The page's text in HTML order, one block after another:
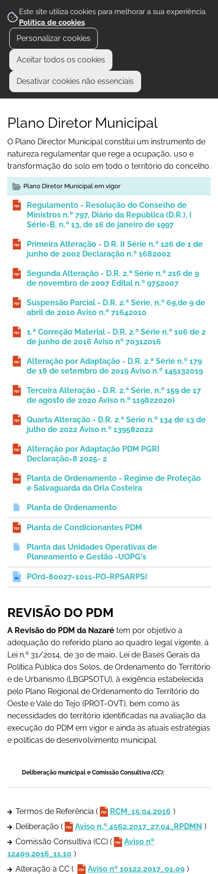
Este site utiliza cookies para melhorar a sua experiência.
Política de cookies.
Personalizar cookies
Aceitar todos os cookies
Desativar cookies não essenciais
Plano Diretor Municipal
O Plano Director Municipal constitui um instrumento de
natureza regulamentar que rege a ocupação, uso e
transformação do solo em todo o território do concelho.
Plano Diretor Municipal em vigor
Regulamento - Resolução do Conselho de
Ministros n.º 797, Diário da República (D.R.), I
Série-B, n.º 13, de 16 de janeiro de 1997
Primeira Alteração - D.R. II Série n.º 126 de 1 de
junho de 2002 Declaração n.º 1682002
Segunda Alteração - D.R. 2.ª Série n.º 216 de 9
de novembro de 2007 Edital n.º 9752007
Suspensão Parcial - D.R. 2.ª Série, n.º 69,de 9 de
abril de 2010 Aviso n.º 71642010
1.ª Correção Material - D.R. 2.ª Série n.º 106 de 2
de junho de 2016 Aviso nº 70312016
Alteração por Adaptação - D.R. 2.ª Série n.º 179
de 18 de setembro de 2019 Aviso n.º 145132019
Terceira Alteração - D.R. 2.ª Série, n.º 159 de 17
de agosto de 2020 Aviso n.º 119822020)
Quarta Alteração - D.R. 2.ª Série n.º 134 de 13 de
julho de 2022 Aviso n.º 139582022
Alteração por Adaptação PDM PGRI
Declaração-8 2025- 2
Planta de Ordenamento - Regime de Proteção
e Salvaguarda da Orla Costeira
Planta de Ordenamento
Planta de Condicionantes PDM
Planta das Unidades Operativas de
Planeamento e Gestão -UOPG's
POrd-80027-1011-PO-RPSARPSI
REVISÃO DO PDM
A Revisão do PDM da Nazaré tem por objetivo a
adequação do referido plano ao quadro legal vigente, à
Lei n.º 31/2014, de 30 de maio, Lei de Bases Gerais da
Política Pública dos Solos, de Ordenamento do Território
e de Urbanismo (LBGPSOTU), à exigência estabelecida
pelo Plano Regional de Ordenamento do Território do
Oeste e Vale do Tejo (PROT-OVT), bem como às
necessidades do território identificadas na avaliação da
execução do PDM em vigor e ainda às atuais estratégias
e políticas de desenvolvimento municipal.
Deliberação municipal e Comissão Consultiva (CC):
Termos de Referência ( RCM_15.04.2016 )
Deliberação (
Aviso n.º 4562.2017_27.04_RPDMN )
Comissão Consultiva (CC) (
Aviso nº
12409.2016_11.10 )
Alteração à CC (
Aviso nº 10122.2017_01.09 )